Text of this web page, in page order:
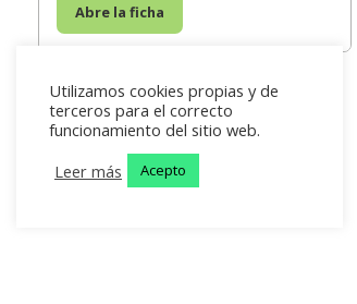
Abre la ficha
Utilizamos cookies propias y de
terceros para el correcto
funcionamiento del sitio web.
Leer más
Acepto